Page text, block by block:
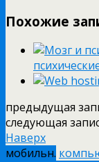
Похожие
предыдущая
следующая
Наверх
мобильн.